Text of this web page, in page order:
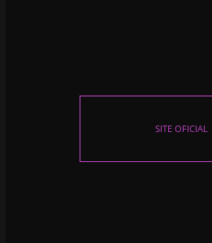
SITE OFICIAL